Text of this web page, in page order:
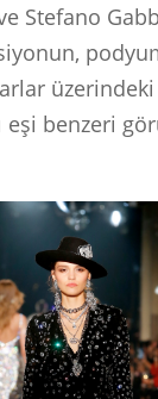
Stefano
eşi benzeri